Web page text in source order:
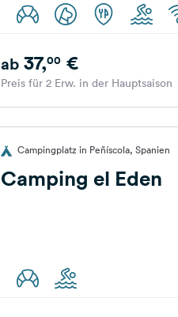
ab37,00€
Preis für 2 Erw. in der Hauptsaison
Campingplatz in Peñíscola, Spanien
Camping el Eden